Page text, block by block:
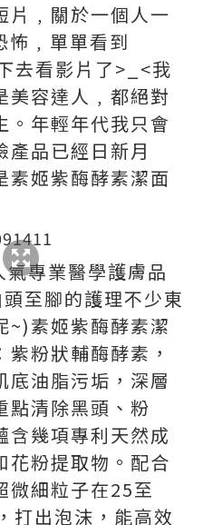
片﹐關於一個人一
怖﹐單單看到
去看影片了>_<我
美容達人﹐都絕對
。年輕年代我只會
產品已經日新月
素姬紫酶酵素潔面
專業醫學護膚品
至腳的護理不少東
~)素姬紫酶酵素潔
粉狀輔酶酵素，
底油脂污垢，深層
點清除黑頭、粉
含幾項專利天然成
花粉提取物。配合
微細粒子在25至
出泡沫，能高效